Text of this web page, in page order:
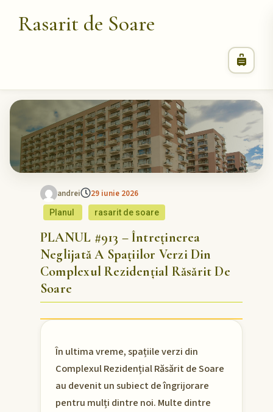
Rasarit de Soare
andrei 29 iunie 2026
Planul rasarit de soare
PLANUL #913 – Întreținerea
Neglijată A Spațiilor Verzi Din
Complexul Rezidențial Răsărit De
Soare
În ultima vreme, spațiile verzi din
Complexul Rezidențial Răsărit de Soare
au devenit un subiect de îngrijorare
pentru mulți dintre noi. Multe dintre